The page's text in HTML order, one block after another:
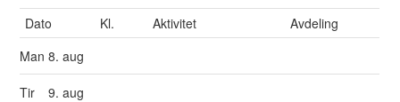
Dato Kl. Aktivitet
Avdeling
Man8. aug
Tir 9. aug